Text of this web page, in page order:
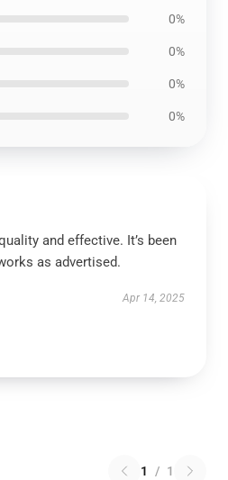
0%
0%
0%
0%
and effective. It’s been
as advertised.
Apr 14, 2025
1 / 1